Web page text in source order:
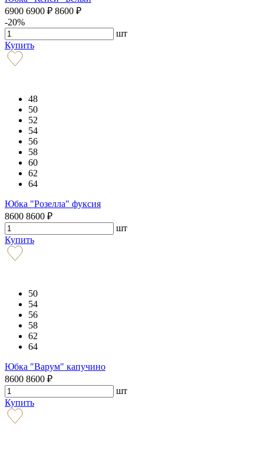
6900 6900 ₽ 8600 ₽
-20%
шт
Купить
48
50
52
54
56
58
60
62
64
Юбка "Розелла" фуксия
8600 8600 ₽
шт
Купить
50
54
56
58
62
64
Юбка "Варум" капучино
8600 8600 ₽
шт
Купить